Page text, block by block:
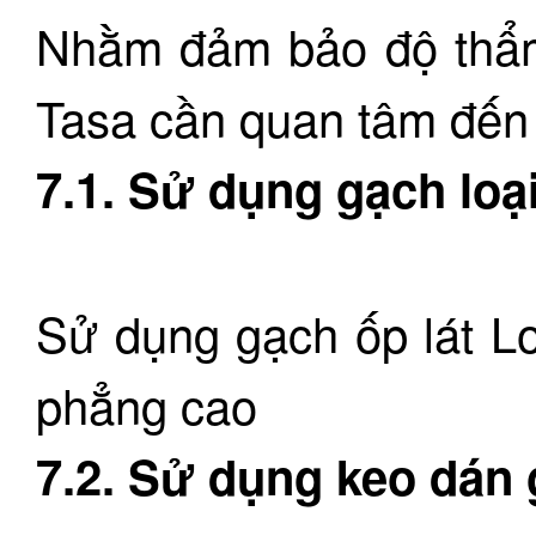
Nhằm đảm bảo độ
Tasa cần quan tâm
7.1. Sử dụng gạch
Sử dụng gạch ốp lát
phẳng cao
7.2. Sử dụng keo